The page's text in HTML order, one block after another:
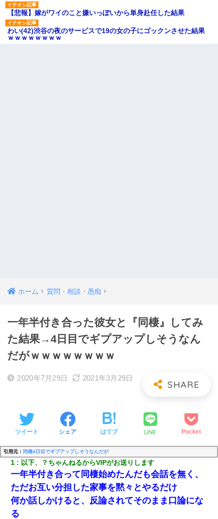
【悲報】嫁がワイのこと嫌いっぽいから単身赴任した結果
わい(42)渋谷の夜のサービスで19の女の子にゴックンさせた結果
ｗｗｗｗｗｗｗｗ
ホーム 質問・相談・愚痴
一年半付き合った彼女と『同棲』してみ
た結果→4日目でギプアップしそうなん
だがｗｗｗｗｗｗｗｗ
2020年7月29日 2021年3月29日
ツイート シェア はてブ LINE Pocket
引用元： 同棲4日目でギプアップしそうなんだが
1 以下、？ちゃんねるからVIPがお送りします
一年半付き合って同棲始めたんだも会話を無く、
ただお互い分担した家事を黙々とやるだけ
何か話しかけると、反論されてそのまま口論にな
る